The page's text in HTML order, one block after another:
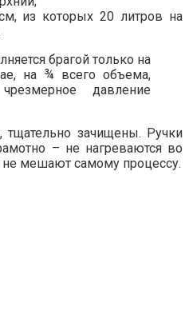
из которых 20 литров на
брагой только на
на ¾ всего объема,
давление
зачищены. Ручки
– не нагреваются во
мешают самому процессу.